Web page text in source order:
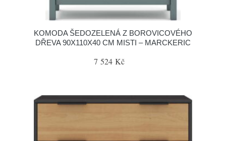
KOMODA ŠEDOZELENÁ Z BOROVICOVÉHO
DŘEVA 90X110X40 CM MISTI – MARCKERIC
7 524 Kč